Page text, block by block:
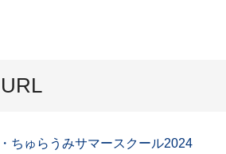
ちゅらうみサマースクール2024